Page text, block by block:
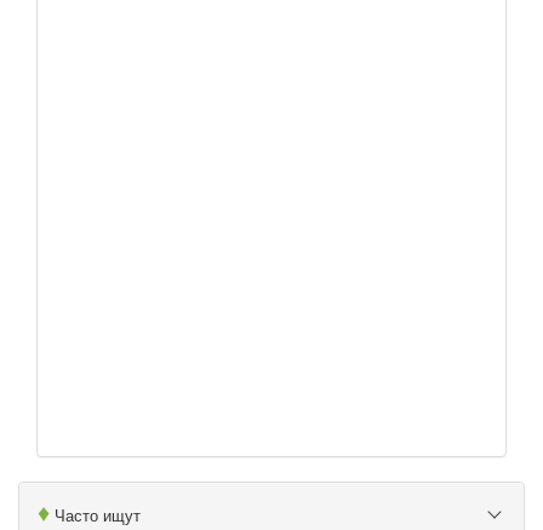
♦ Часто ищут